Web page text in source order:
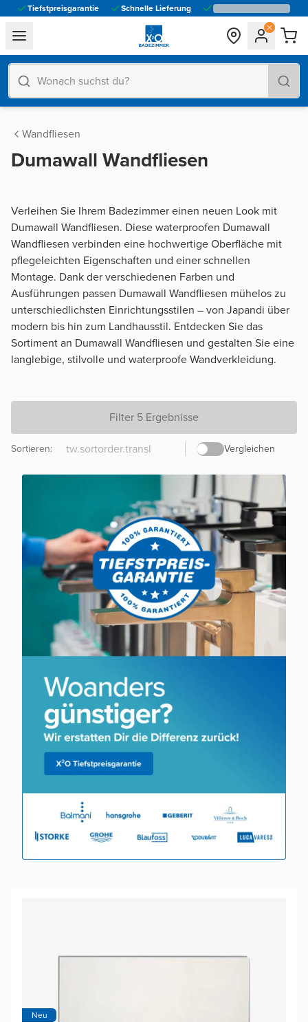
Tiefstpreisgarantie Schnelle Lieferung
general.navigation.toggle_menu.label
Wandfliesen
Dumawall Wandfliesen
Verleihen Sie Ihrem Badezimmer einen neuen Look mit
Dumawall Wandfliesen. Diese waterproofen Dumawall
Wandfliesen verbinden eine hochwertige Oberfläche mit
pflegeleichten Eigenschaften und einer schnellen
Montage. Dank der verschiedenen Farben und
Ausführungen passen Dumawall Wandfliesen mühelos zu
unterschiedlichsten Einrichtungsstilen – von Japandi über
modern bis hin zum Landhausstil. Entdecken Sie das
Sortiment an Dumawall Wandfliesen und gestalten Sie eine
langlebige, stilvolle und waterproofe Wandverkleidung.
Filter 5 Ergebnisse
Vergleichen
Sortieren:
Neu